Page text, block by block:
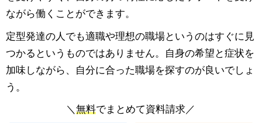
ながら働くことができます。
定型発達の人でも適職や理想の職場というのはすぐに見
つかるというものではありません。自身の希望と症状を
加味しながら、自分に合った職場を探すのが良いでしょ
う。
＼無料でまとめて資料請求／